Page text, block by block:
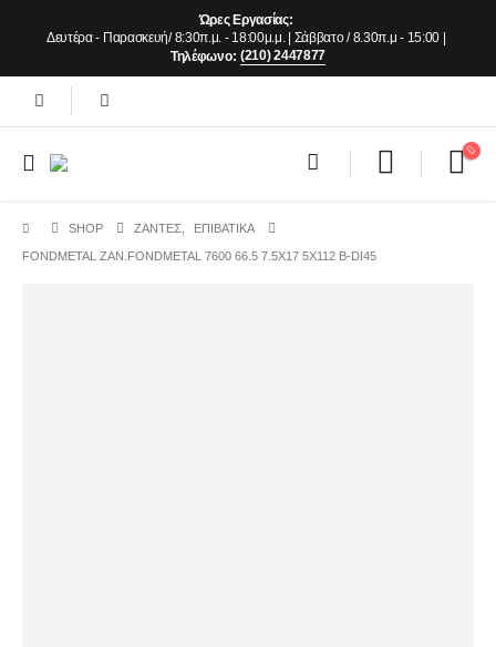
Ώρες Εργασίας:
Δευτέρα - Παρασκευή/ 8:30π.μ. - 18:00μ.μ. | Σάββατο / 8.30π.μ - 15:00 |
Τηλέφωνο: (210) 2447877
SHOP ΖΆΝΤΕΣ ΕΠΙΒΑΤΙΚΑ
FONDMETAL ZAN.FONDMETAL 7600 66.5 7.5X17 5X112 B-DI45